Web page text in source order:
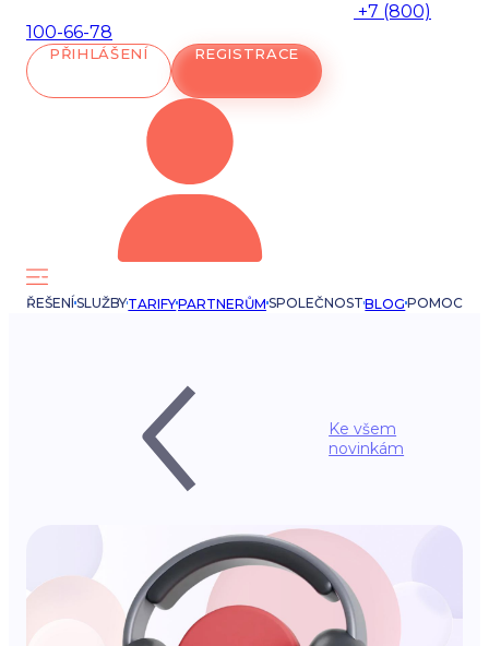
+7 (800)
100-66-78
PŘIHLÁŠENÍ REGISTRACE
ŘEŠENÍSLUŽBYTARIFYPARTNERŮMSPOLEČNOSTBLOGPOMOC
Ke všem
novinkám